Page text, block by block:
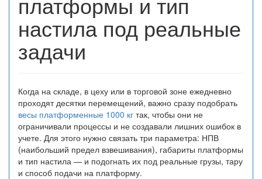
настила под реальные
задачи
Когда на складе, в цеху или в торговой зоне ежедневно
проходят десятки перемещений, важно сразу подобрать
весы платформенные 1000 кг так, чтобы они не
ограничивали процессы и не создавали лишних ошибок в
учете. Для этого нужно связать три параметра: НПВ
(наибольший предел взвешивания), габариты платформы
и тип настила — и подогнать их под реальные грузы, тару
и способ подачи на платформу.